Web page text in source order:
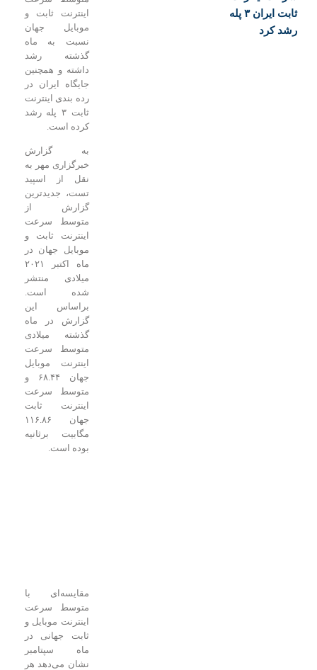
ثابت ایران ۳ پله
کرد
اینترنت ثابت و
موبایل جهان
نسبت به ماه
گذشته رشد
داشته و همچنین
جایگاه ایران در
رده بندی اینترنت
ثابت ۳ پله رشد
کرده است.
به گزارش
خبرگزاری مهر به
نقل از اسپید
تست، جدیدترین
گزارش از
متوسط سرعت
اینترنت ثابت و
موبایل جهان در
ماه اکتبر ۲۰۲۱
میلادی منتشر
شده است.
براساس این
گزارش در ماه
گذشته میلادی
متوسط سرعت
اینترنت موبایل
جهان ۶۸.۴۴ و
متوسط سرعت
اینترنت ثابت
جهان ۱۱۶.۸۶
مگابیت برثانیه
بوده است.
مقایسه‌ای با
متوسط سرعت
اینترنت موبایل و
ثابت جهانی در
ماه سپتامبر
نشان می‌دهد هر